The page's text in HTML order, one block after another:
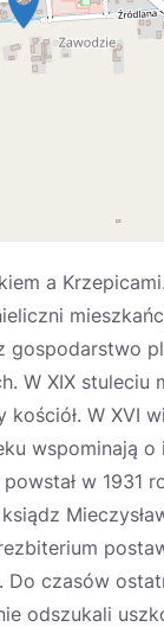
a
gospodarstwo
W XIX
W XVI
wspominają
w
czasów
odszukali